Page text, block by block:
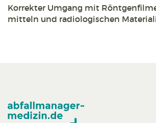
Korrekter Umgang mit
mitteln und radiologischen